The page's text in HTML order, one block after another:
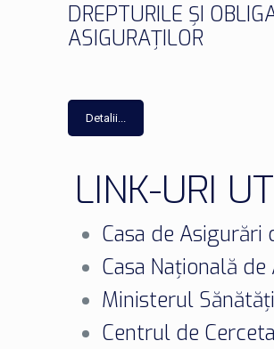
DREPTURILE ȘI
ASIGURAȚILOR
Detalii...
LINK-URI
Casa de Asigurări
Casa Națională
Ministerul
Centrul de